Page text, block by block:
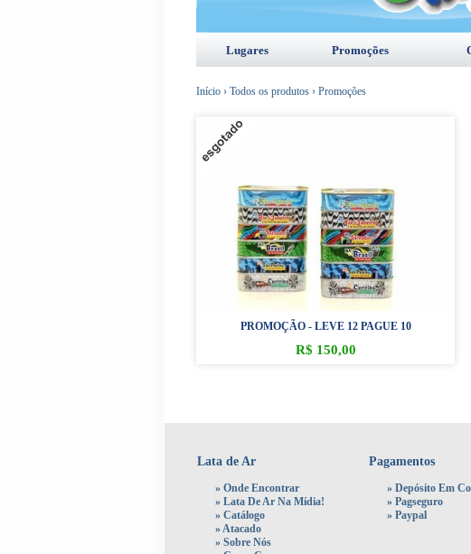
Lugares Promoções
Início › Todos os produtos › Promoções
PROMOÇÃO - LEVE 12 PAGUE 10
R$ 150,00
Lata de Ar
» Onde Encontrar
» Lata De Ar Na Mídia!
» Catálogo
»Atacado
» Sobre Nós
Pagamentos
» Depósito Em
» Pagseguro
» Paypal